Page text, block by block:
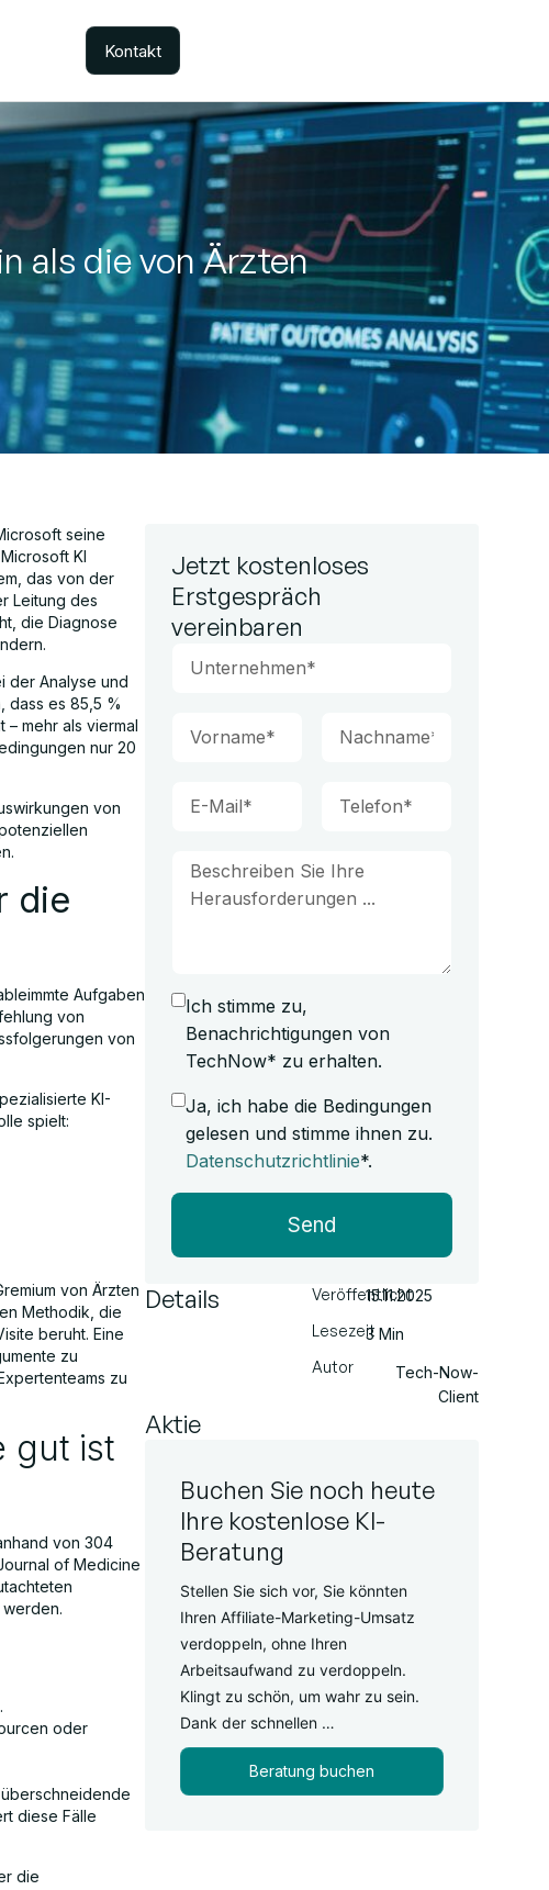
Kontakt
als die von Ärzten
seine
KI
das von der
Leitung des
die Diagnose
der Analyse und
dass es 85,5 %
mehr als viermal
nur 20
von
die
Aufgaben
von
von
KI-
spielt:
von Ärzten
Methodik, die
beruht. Eine
zu
zu
gut ist
von 304
of Medicine
oder
diese Fälle
die
Jetzt kostenloses
Erstgespräch
vereinbaren
Ich stimme zu,
Benachrichtigungen von
TechNow* zu erhalten.
Ja, ich habe die Bedingungen
gelesen und stimme ihnen zu.
Datenschutzrichtlinie*.
Send
Details
Veröffentlicht
Lesezeit
Autor
15.11.2025
3 Min
Tech-Now-
Client
Aktie
Buchen Sie noch heute
Ihre kostenlose KI-
Beratung
Stellen Sie sich vor, Sie könnten
Ihren Affiliate-Marketing-Umsatz
verdoppeln, ohne Ihren
Arbeitsaufwand zu verdoppeln.
Klingt zu schön, um wahr zu sein.
Dank der schnellen …
Beratung buchen